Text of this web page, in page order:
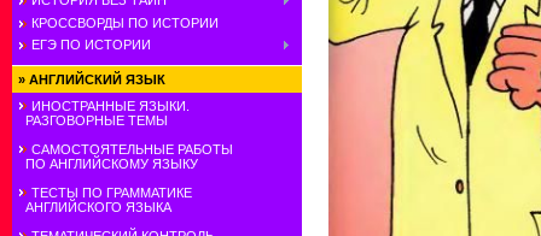
КРОССВОРДЫ ПО ИСТОРИИ
ЕГЭ ПО ИСТОРИИ
» АНГЛИЙСКИЙ ЯЗЫК
ИНОСТРАННЫЕ ЯЗЫКИ.
РАЗГОВОРНЫЕ ТЕМЫ
САМОСТОЯТЕЛЬНЫЕ РАБОТЫ
ПО АНГЛИЙСКОМУ ЯЗЫКУ
ТЕСТЫ ПО ГРАММАТИКЕ
АНГЛИЙСКОГО ЯЗЫКА